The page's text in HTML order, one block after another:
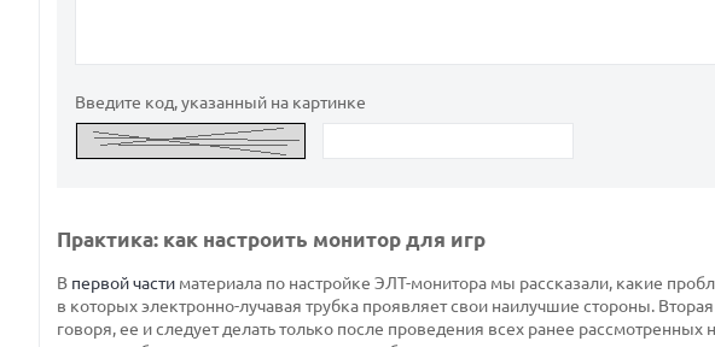
Введите код, указанный на картинке
Практика: как настроить монитор для игр
В первой части материала по настройке ЭЛТ-монитора мы рассказали, какие
в которых электронно-лучавая трубка проявляет свои наилучшие стороны.
говоря, ее и следует делать только после проведения всех ранее рассмотренных